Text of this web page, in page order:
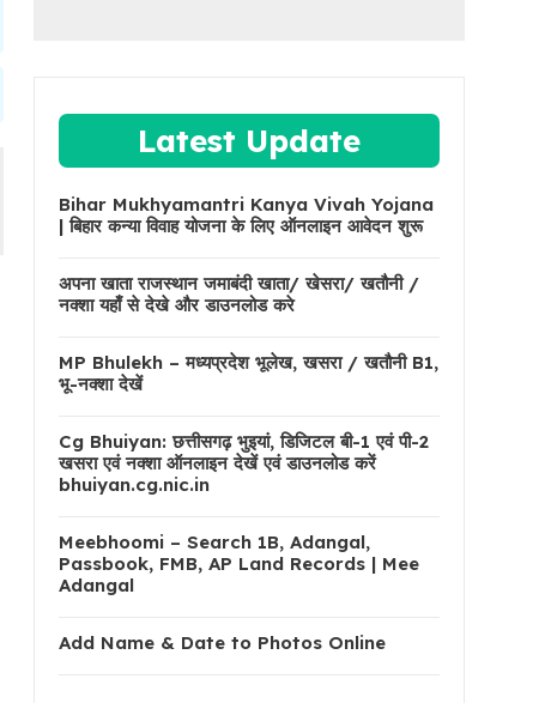
Latest Update
Bihar Mukhyamantri Kanya Vivah Yojana
| बिहार कन्या विवाह योजना के लिए ऑनलाइन आवेदन शुरू
अपना खाता राजस्थान जमाबंदी खाता/ खेसरा/ खतौनी /
नक्शा यहाँ से देखे और डाउनलोड करे
MP Bhulekh – मध्यप्रदेश भूलेख, खसरा / खतौनी B1,
भू-नक्शा देखें
Cg Bhuiyan: छत्तीसगढ़ भुइयां, डिजिटल बी-1 एवं पी-2
खसरा एवं नक्शा ऑनलाइन देखें एवं डाउनलोड करें
bhuiyan.cg.nic.in
Meebhoomi – Search 1B, Adangal,
Passbook, FMB, AP Land Records | Mee
Adangal
Add Name & Date to Photos Online